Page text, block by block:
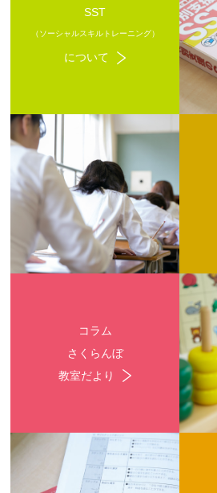
SST
（ソーシャルスキルトレーニング）
について
コラム
さくらんぼ
教室だより